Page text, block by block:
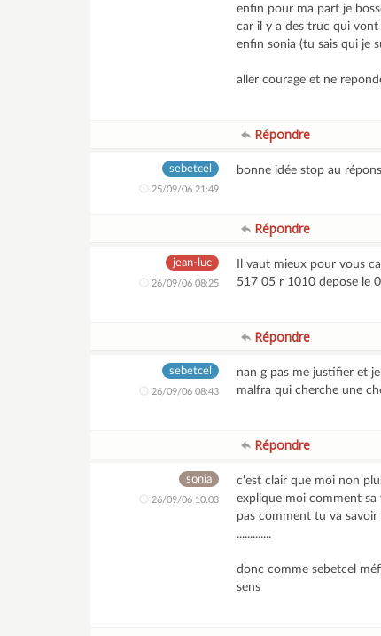
enfin pour ma part je
car il y a des truc qui vont
enfin sonia (tu sais qui je
aller courage et ne
Répondre
sebetcel
25/09/06 21:49
bonne idée stop au
Répondre
jean-luc
26/09/06 08:25
Il vaut mieux pour vous
517 05 r 1010 depose le
Répondre
sebetcel
26/09/06 08:43
nan g pas me justifier et
malfra qui cherche une
Répondre
sonia
26/09/06 10:03
c'est clair que moi non
explique moi comment
pas comment tu va
.............
donc comme sebetcel
sens